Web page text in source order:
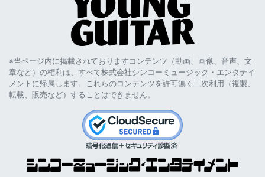
※当ページ内に掲載されておりますコンテンツ（動画、画像、音声、文
章など）の権利は、すべて株式会社シンコーミュージック・エンタテイ
メントに帰属します。これらのコンテンツを許可無く二次利用（複製、
転載、販売など）することはできません。